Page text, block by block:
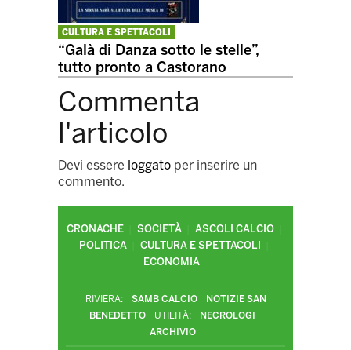
CULTURA E SPETTACOLI
“Galà di Danza sotto le stelle”,
tutto pronto a Castorano
Commenta
l'articolo
Devi essere loggato per inserire un
commento.
CRONACHE SOCIETÀ
ASCOLI CALCIO
POLITICA
CULTURA E SPETTACOLI
ECONOMIA
RIVIERA: SAMB CALCIO
NOTIZIE SAN
BENEDETTO
UTILITÀ:
NECROLOGI
ARCHIVIO